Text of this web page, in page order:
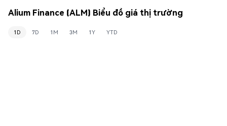
Alium Finance (ALM) Biểu đồ giá thị trường
1D 7D 1M 3M 1Y YTD